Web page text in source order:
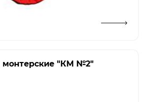
монтерские "КМ №2"